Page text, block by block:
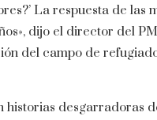
La respuesta de
dijo el director del
del campo de
historias desgarradoras